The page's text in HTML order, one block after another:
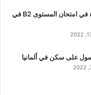
أهم الأسئلة المتكررة في امتحان المستوى B2 في
على سكن في ألمانيا